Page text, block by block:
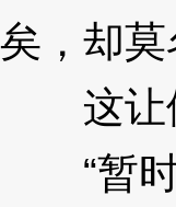
矣，却莫
这让他
“暂时